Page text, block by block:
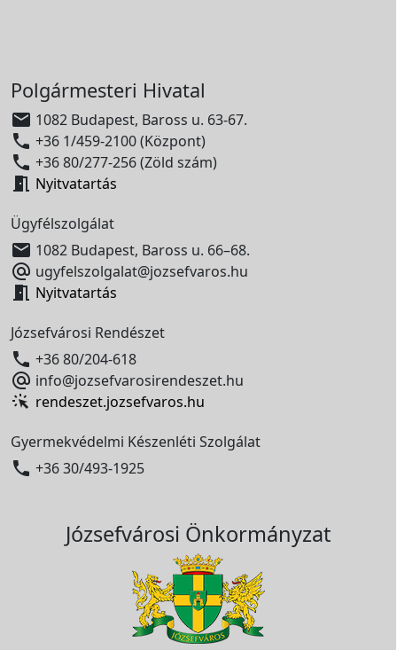
Polgármesteri Hivatal
 1082 Budapest, Baross u. 63-67.
 +36 1/459-2100 (Központ)
 +36 80/277-256 (Zöld szám)
 Nyitvatartás
Ügyfélszolgálat
 1082 Budapest, Baross u. 66–68.
 ugyfelszolgalat@jozsefvaros.hu
 Nyitvatartás
Józsefvárosi Rendészet
 +36 80/204-618
 info@jozsefvarosirendeszet.hu
rendeszet.jozsefvaros.hu
Gyermekvédelmi Készenléti Szolgálat
 +36 30/493-1925
Józsefvárosi Önkormányzat